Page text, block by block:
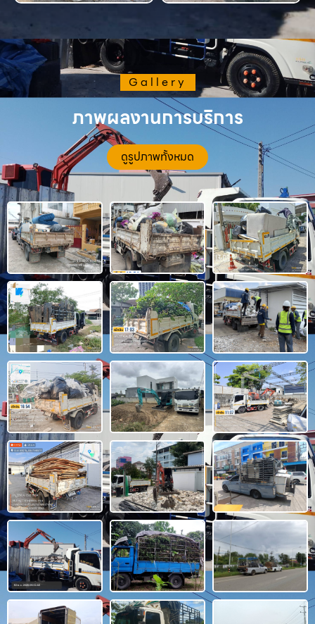
Gallery
ภาพผลงานการบริการ
ดูรูปภาพทั้งหมด